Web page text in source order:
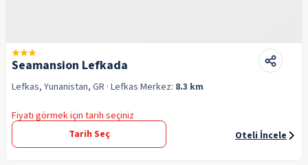
Seamansion Lefkada
Lefkas, Yunanistan, GR · Lefkas Merkez: 8.3 km
Fiyatı görmek için tarih seçiniz
Tarih Seç
Oteli İncele